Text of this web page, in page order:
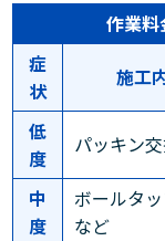
作業
症
状
施工
低
度
パッキン
中
度
ボールタ
など